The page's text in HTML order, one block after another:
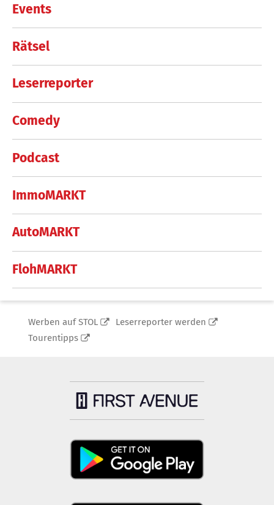
Events
Rätsel
Leserreporter
Comedy
Podcast
ImmoMARKT
AutoMARKT
FlohMARKT
Werben auf STOL
Leserreporter werden
Tourentipps